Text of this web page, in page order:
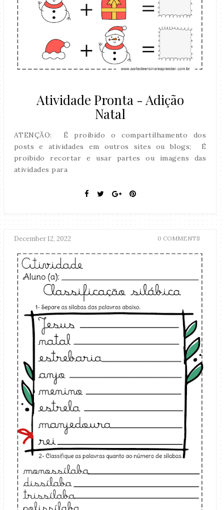
Atividade Pronta - Adição
Natal
ATENÇÃO: É proibido o compartilhamento dos
posts e atividades em outros sites ou blogs; É
proibido recortar e usar partes ou imagens das
atividades para
December 12, 2022 0 COMMENTS